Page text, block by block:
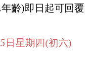
齡)即日起可回覆
日星期四(初六)